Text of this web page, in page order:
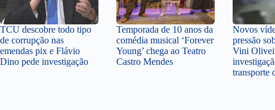
TCU descobre todo tipo
de corrupção nas
emendas pix e Flávio
Dino pede investigação
Temporada de 10 anos da
comédia musical ‘Forever
Young’ chega ao Teatro
Castro Mendes
Novos
pressão
Vini
transporte